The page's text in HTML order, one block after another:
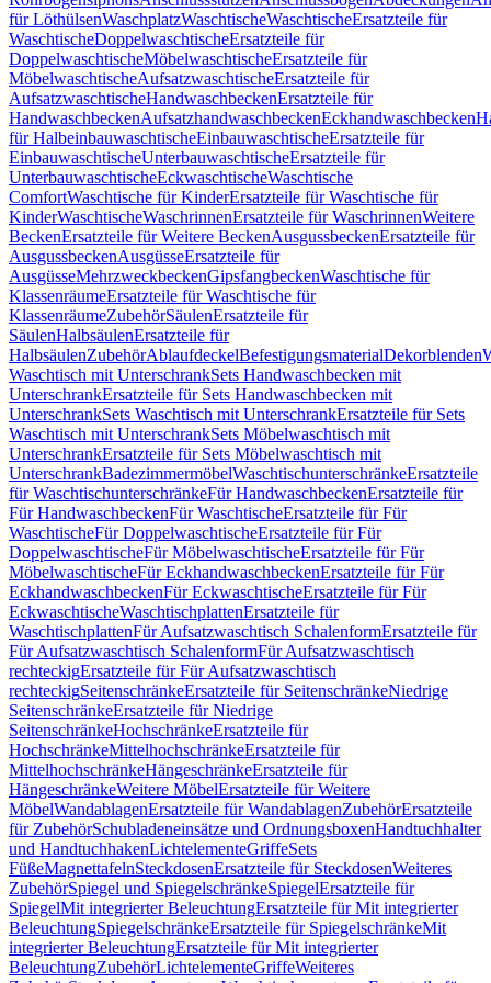
für LöthülsenWaschplatzWaschtischeWaschtischeErsatzteile für
WaschtischeDoppelwaschtischeErsatzteile für
DoppelwaschtischeMöbelwaschtischeErsatzteile für
MöbelwaschtischeAufsatzwaschtischeErsatzteile für
AufsatzwaschtischeHandwaschbeckenErsatzteile für
HandwaschbeckenAufsatzhandwaschbeckenEckhandwaschbecken
für HalbeinbauwaschtischeEinbauwaschtischeErsatzteile für
EinbauwaschtischeUnterbauwaschtischeErsatzteile für
UnterbauwaschtischeEckwaschtischeWaschtische
ComfortWaschtische für KinderErsatzteile für Waschtische für
KinderWaschtischeWaschrinnenErsatzteile für WaschrinnenWeitere
BeckenErsatzteile für Weitere BeckenAusgussbeckenErsatzteile für
AusgussbeckenAusgüsseErsatzteile für
AusgüsseMehrzweckbeckenGipsfangbeckenWaschtische für
KlassenräumeErsatzteile für Waschtische für
KlassenräumeZubehörSäulenErsatzteile für
SäulenHalbsäulenErsatzteile für
HalbsäulenZubehörAblaufdeckelBefestigungsmaterialDekorblenden
Waschtisch mit UnterschrankSets Handwaschbecken mit
UnterschrankErsatzteile für Sets Handwaschbecken mit
UnterschrankSets Waschtisch mit UnterschrankErsatzteile für Sets
Waschtisch mit UnterschrankSets Möbelwaschtisch mit
UnterschrankErsatzteile für Sets Möbelwaschtisch mit
UnterschrankBadezimmermöbelWaschtischunterschränkeErsatzteile
für WaschtischunterschränkeFür HandwaschbeckenErsatzteile für
Für HandwaschbeckenFür WaschtischeErsatzteile für Für
WaschtischeFür DoppelwaschtischeErsatzteile für Für
DoppelwaschtischeFür MöbelwaschtischeErsatzteile für Für
MöbelwaschtischeFür EckhandwaschbeckenErsatzteile für Für
EckhandwaschbeckenFür EckwaschtischeErsatzteile für Für
EckwaschtischeWaschtischplattenErsatzteile für
WaschtischplattenFür Aufsatzwaschtisch SchalenformErsatzteile für
Für Aufsatzwaschtisch SchalenformFür Aufsatzwaschtisch
rechteckigErsatzteile für Für Aufsatzwaschtisch
rechteckigSeitenschränkeErsatzteile für SeitenschränkeNiedrige
SeitenschränkeErsatzteile für Niedrige
SeitenschränkeHochschränkeErsatzteile für
HochschränkeMittelhochschränkeErsatzteile für
MittelhochschränkeHängeschränkeErsatzteile für
HängeschränkeWeitere MöbelErsatzteile für Weitere
MöbelWandablagenErsatzteile für WandablagenZubehörErsatzteile
für ZubehörSchubladeneinsätze und OrdnungsboxenHandtuchhalter
und HandtuchhakenLichtelementeGriffeSets
FüßeMagnettafelnSteckdosenErsatzteile für SteckdosenWeiteres
ZubehörSpiegel und SpiegelschränkeSpiegelErsatzteile für
SpiegelMit integrierter BeleuchtungErsatzteile für Mit integrierter
BeleuchtungSpiegelschränkeErsatzteile für SpiegelschränkeMit
integrierter BeleuchtungErsatzteile für Mit integrierter
BeleuchtungZubehörLichtelementeGriffeWeiteres